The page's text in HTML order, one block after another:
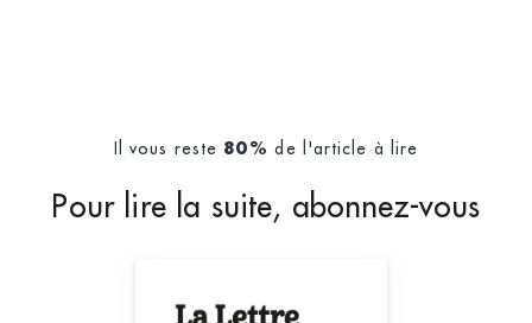
Il vous reste 80% de l'article à lire
Pour lire la suite, abonnez-vous